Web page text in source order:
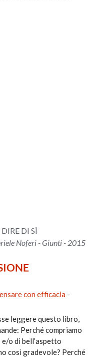
DI SÌ
Noferi - Giunti - 2015
con efficacia -
leggere questo libro,
Perché compriamo
o di bell’aspetto
così gradevole? Perché